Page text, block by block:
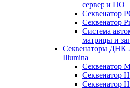
сервер и ПО
Секвенатор
Секвенатор
Система
матрицы и
Секвенаторы ДНК
Illumina
Секвенатор
Секвенатор
Секвенатор